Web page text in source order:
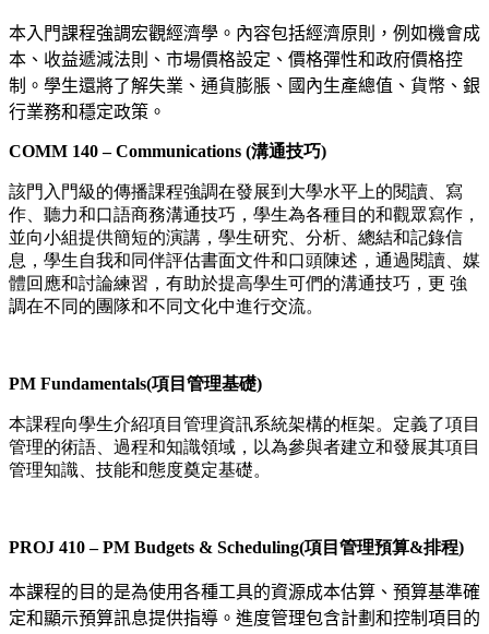
本入門課程強調宏觀經濟學。內容包括經濟原則，例如機會成
本、收益遞減法則、市場價格設定、價格彈性和政府價格控
制。學生還將了解失業、通貨膨脹、國內生產總值、貨幣、銀
行業務和穩定政策。
COMM 140 – Communications (溝通技巧)
該門入門級的傳播課程強調在發展到大學水平上的閱讀、寫
作、聽力和口語商務溝通技巧，學生為各種目的和觀眾寫作，
並向小組提供簡短的演講，學生研究、分析、總結和記錄信
息，學生自我和同伴評估書面文件和口頭陳述，通過閱讀、媒
體回應和討論練習，有助於提高學生可們的溝通技巧，更 強
調在不同的團隊和不同文化中進行交流。
PM Fundamentals(項目管理基礎)
本課程向學生介紹項目管理資訊系統架構的框架。定義了項目
管理的術語、過程和知識領域，以為參與者建立和發展其項目
管理知識、技能和態度奠定基礎。
PROJ 410 – PM Budgets & Scheduling(項目管理預算&排程)
本課程的目的是為使用各種工具的資源成本估算、預算基準確
定和顯示預算訊息提供指導。進度管理包含計劃和控制項目的